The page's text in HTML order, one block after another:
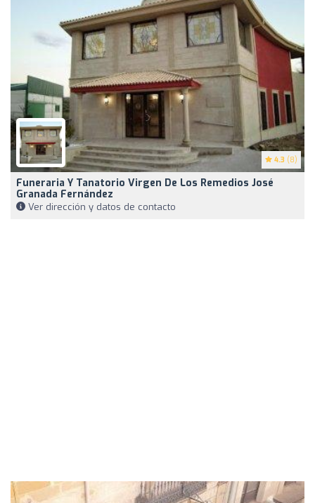
4.3 (8)
Funeraria Y Tanatorio Virgen De Los Remedios José
Granada Fernández
Ver dirección y datos de contacto